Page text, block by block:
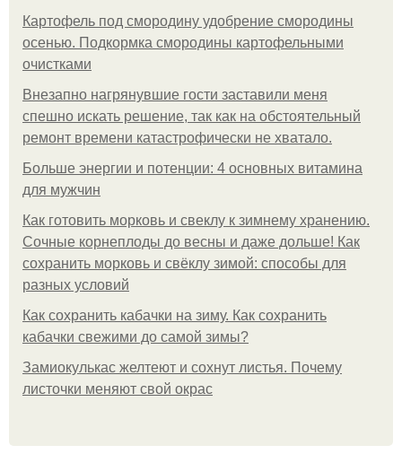
Картофель под смородину удобрение смородины
осенью. Подкормка смородины картофельными
очистками
Внезапно нагрянувшие гости заставили меня
спешно искать решение, так как на обстоятельный
ремонт времени катастрофически не хватало.
Больше энергии и потенции: 4 основных витамина
для мужчин
Как готовить морковь и свеклу к зимнему хранению.
Сочные корнеплоды до весны и даже дольше! Как
сохранить морковь и свёклу зимой: способы для
разных условий
Как сохранить кабачки на зиму. Как сохранить
кабачки свежими до самой зимы?
Замиокулькас желтеют и сохнут листья. Почему
листочки меняют свой окрас